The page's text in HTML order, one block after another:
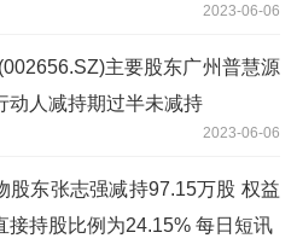
2023-06-06
主要股东广州普慧源
动人减持期过半未减持
2023-06-06
股东张志强减持97.15万股 权益
接持股比例为24.15% 每日短讯